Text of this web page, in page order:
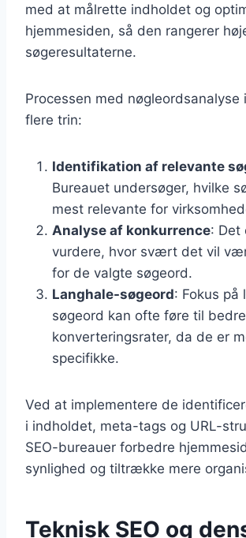
med at målrette indholdet og
hjemmesiden, så den rangerer
søgeresultaterne.
Processen med nøgleordsanalyse
flere trin:
Identifikation af relevante
Bureauet undersøger, hvilke
mest relevante for
Analyse af konkurrence: Det
vurdere, hvor svært det vil
for de valgte søgeord.
Langhale-søgeord: Fokus på
søgeord kan ofte føre til bedre
konverteringsrater, da de er
specifikke.
Ved at implementere de
i indholdet, meta-tags og URL-
SEO-bureauer forbedre
synlighed og tiltrække mere
Teknisk SEO og